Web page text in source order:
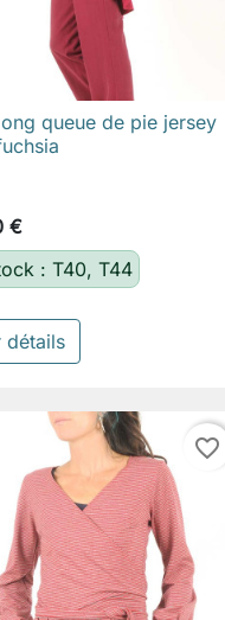
 Aperçu rapide
queue de pie jersey
€
: T40, T44
détails
favorite_border